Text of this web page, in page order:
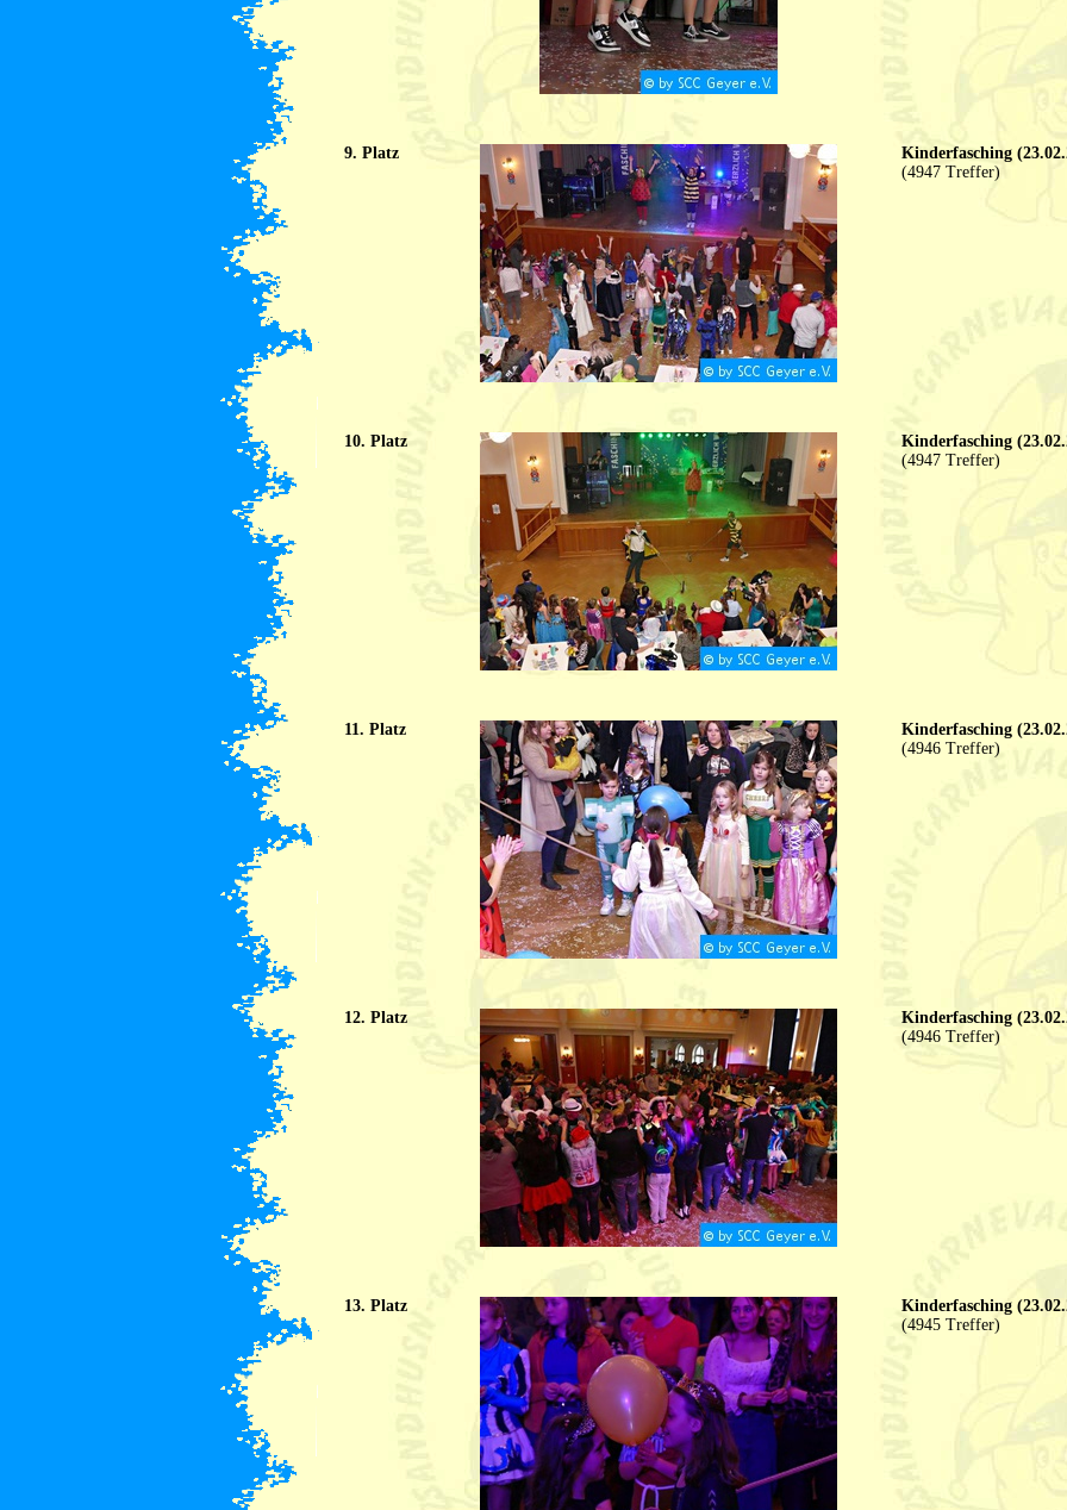
9. Platz
Kinderfasching
(4947 Treffer)
10. Platz
Kinderfasching
(4947 Treffer)
11. Platz
Kinderfasching
(4946 Treffer)
12. Platz
Kinderfasching
(4946 Treffer)
13. Platz
Kinderfasching
(4945 Treffer)